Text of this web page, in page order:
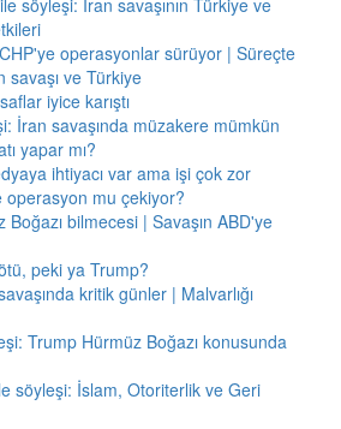
söyleşi: İran savaşının Türkiye ve
operasyonlar sürüyor | Süreçte
ve Türkiye
iyice karıştı
İran savaşında müzakere mümkün
yapar mı?
ihtiyacı var ama işi çok zor
operasyon mu çekiyor?
bilmecesi | Savaşın ABD'ye
peki ya Trump?
kritik günler | Malvarlığı
Trump Hürmüz Boğazı konusunda
söyleşi: İslam, Otoriterlik ve Geri